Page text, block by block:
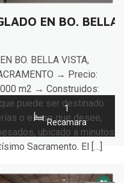
EN BO. BELLA
BO. BELLA VISTA,
→ Precio:
m2 → Construidos:
puede ser destinado
o el uso que desee,
ubicado a minutos
Sacramento. El […]
1
Recamara